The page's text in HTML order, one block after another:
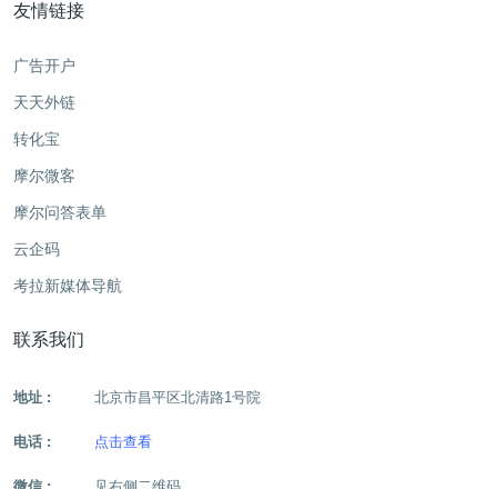
友情链接
广告开户
天天外链
转化宝
摩尔微客
摩尔问答表单
云企码
考拉新媒体导航
联系我们
地址 : 北京市昌平区北清路1号院
电话 : 点击查看